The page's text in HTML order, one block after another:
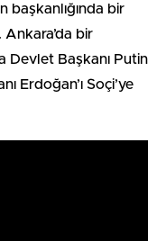
başkanlığında bir
bir
Devlet Başkanı Putin
Erdoğan’ı Soçi’ye